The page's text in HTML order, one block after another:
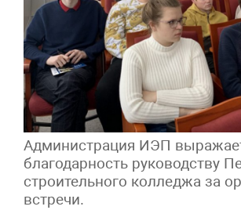
Администрация ИЭП
благодарность руководству
строительного колледжа за
встречи.